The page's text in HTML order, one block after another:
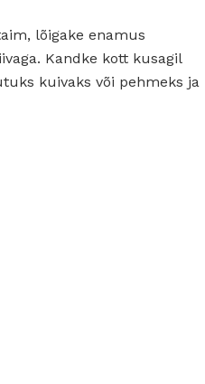
lõigake enamus
Kandke kott kusagil
kuivaks või pehmeks ja